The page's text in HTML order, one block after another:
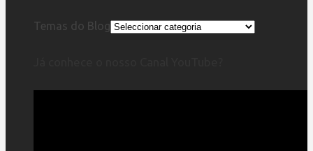
Temas do Blog